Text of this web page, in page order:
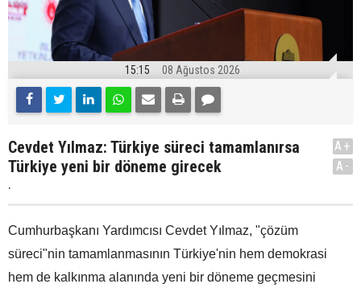
15:15 08 Ağustos 2026
Cevdet Yılmaz: Türkiye süreci tamamlanırsa
Türkiye yeni bir döneme girecek
.
A+
A-
Cumhurbaşkanı Yardımcısı Cevdet Yılmaz, "çözüm
süreci"nin tamamlanmasının Türkiye'nin hem demokrasi
hem de kalkınma alanında yeni bir döneme geçmesini